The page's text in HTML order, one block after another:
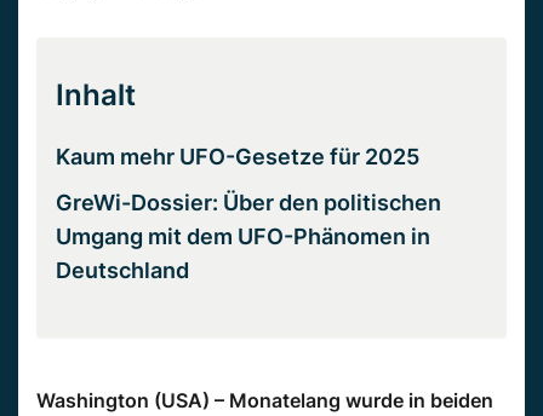
Inhalt
Kaum mehr UFO-Gesetze für 2025
GreWi-Dossier: Über den politischen
Umgang mit dem UFO-Phänomen in
Deutschland
Washington (USA) – Monatelang wurde in beiden